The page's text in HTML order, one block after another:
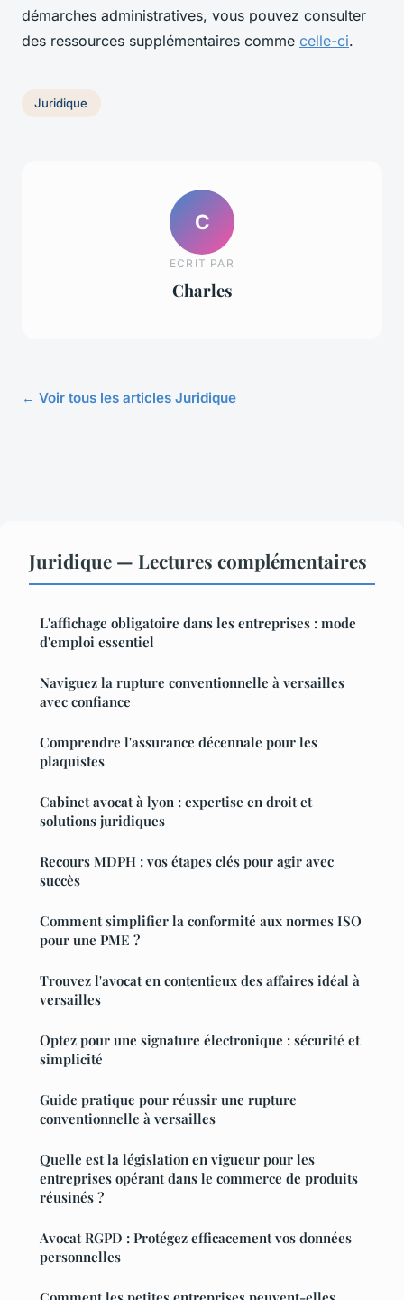
démarches administratives, vous pouvez consulter
des ressources supplémentaires comme celle-ci.
Juridique
C
ECRIT PAR
Charles
← Voir tous les articles Juridique
Juridique — Lectures complémentaires
L'affichage obligatoire dans les entreprises : mode
d'emploi essentiel
Naviguez la rupture conventionnelle à versailles
avec confiance
Comprendre l'assurance décennale pour les
plaquistes
Cabinet avocat à lyon : expertise en droit et
solutions juridiques
Recours MDPH : vos étapes clés pour agir avec
succès
Comment simplifier la conformité aux normes ISO
pour une PME ?
Trouvez l'avocat en contentieux des affaires idéal à
versailles
Optez pour une signature électronique : sécurité et
simplicité
Guide pratique pour réussir une rupture
conventionnelle à versailles
Quelle est la législation en vigueur pour les
entreprises opérant dans le commerce de produits
réusinés ?
Avocat RGPD : Protégez efficacement vos données
personnelles